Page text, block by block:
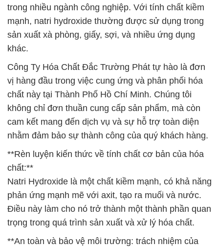
trong nhiều ngành công nghiệp. Với tính chất kiềm
mạnh, natri hydroxide thường được sử dụng trong
sản xuất xà phòng, giấy, sợi, và nhiều ứng dụng
khác.
Công Ty Hóa Chất Đắc Trường Phát tự hào là đơn
vị hàng đầu trong việc cung ứng và phân phối hóa
chất này tại Thành Phố Hồ Chí Minh. Chúng tôi
không chỉ đơn thuần cung cấp sản phẩm, mà còn
cam kết mang đến dịch vụ và sự hỗ trợ toàn diện
nhằm đảm bảo sự thành công của quý khách hàng.
**Rèn luyện kiến thức về tính chất cơ bản của hóa
chất:**
Natri Hydroxide là một chất kiềm mạnh, có khả năng
phản ứng mạnh mẽ với axit, tạo ra muối và nước.
Điều này làm cho nó trở thành một thành phần quan
trọng trong quá trình sản xuất và xử lý hóa chất.
**An toàn và bảo vệ môi trường: trách nhiệm của